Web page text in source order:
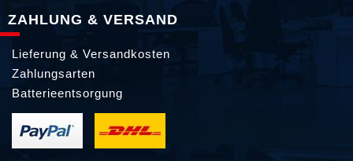
ZAHLUNG & VERSAND
Lieferung & Versandkosten
Zahlungsarten
Batterieentsorgung